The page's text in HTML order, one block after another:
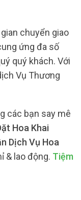
chuyển giao
ứng đa số
quý khách. Với
Vụ Thương
các bạn say mê
Hoa Khai
Dịch Vụ Hoa
& lao động. Tiệm